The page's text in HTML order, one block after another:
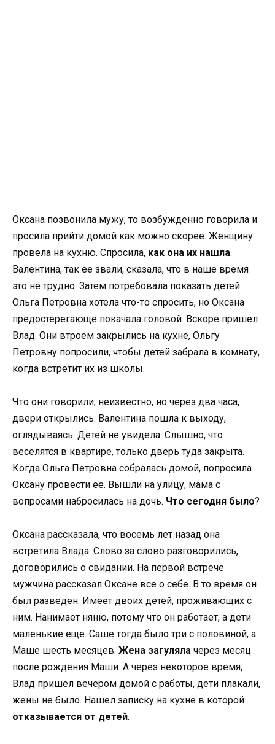
Оксана позвонила мужу, то возбужденно говорила и
просила прийти домой как можно скорее. Женщину
провела на кухню. Спросила, как она их нашла.
Валентина, так ее звали, сказала, что в наше время
это не трудно. Затем потребовала показать детей.
Ольга Петровна хотела что-то спросить, но Оксана
предостерегающе покачала головой. Вскоре пришел
Влад. Они втроем закрылись на кухне, Ольгу
Петровну попросили, чтобы детей забрала в комнату,
когда встретит их из школы.
Что они говорили, неизвестно, но через два часа,
двери открылись. Валентина пошла к выходу,
оглядываясь. Детей не увидела. Слышно, что
веселятся в квартире, только дверь туда закрыта.
Когда Ольга Петровна собралась домой, попросила
Оксану провести ее. Вышли на улицу, мама с
вопросами набросилась на дочь. Что сегодня было?
Оксана рассказала, что восемь лет назад она
встретила Влада. Слово за слово разговорились,
договорились о свидании. На первой встрече
мужчина рассказал Оксане все о себе. В то время он
был разведен. Имеет двоих детей, проживающих с
ним. Нанимает няню, потому что он работает, а дети
маленькие еще. Саше тогда было три с половиной, а
Маше шесть месяцев. Жена загуляла через месяц
после рождения Маши. А через некоторое время,
Влад пришел вечером домой с работы, дети плакали,
жены не было. Нашел записку на кухне в которой
отказывается от детей.